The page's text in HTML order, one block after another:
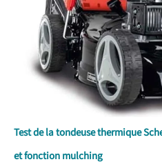
Test de la tondeuse thermique
et fonction mulching